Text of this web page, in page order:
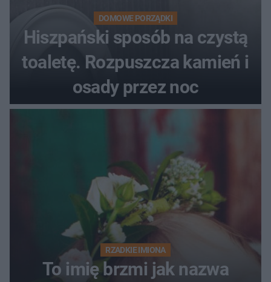
DOMOWE PORZĄDKI
Hiszpański sposób na czystą
toaletę. Rozpuszcza kamień i
osady przez noc
RZADKIE IMIONA
To imię brzmi jak nazwa